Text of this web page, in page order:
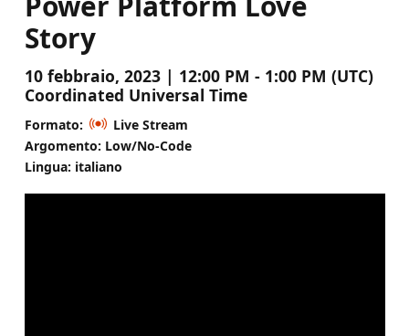
Story
10 febbraio, 2023 | 12:00 PM - 1:00 PM (UTC)
Coordinated Universal Time
Formato:
Live Stream
Argomento: Low/No-Code
Lingua: italiano